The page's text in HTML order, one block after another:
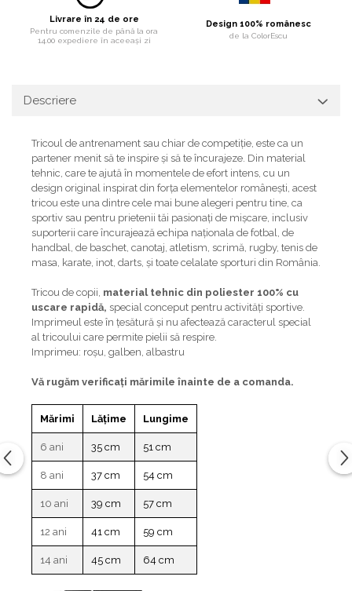
Livrare în 24 de ore
Pentru comenzile de până la ora
14.00 expediere în aceeași zi
Design 100% românesc
de la ColorEscu
Descriere
Tricoul de antrenament sau chiar de competiție, este ca un
partener menit să te inspire și să te încurajeze. Din material
tehnic, care te ajută în momentele de efort intens, cu un
design original inspirat din forța elementelor românești, acest
tricou este una dintre cele mai bune alegeri pentru tine, ca
sportiv sau pentru prietenii tăi pasionați de mișcare, inclusiv
suporterii care încurajează echipa naționala de fotbal, de
handbal, de baschet, canotaj, atletism, scrimă, rugby, tenis de
masa, karate, inot, darts, și toate celalate sporturi din România.
Tricou de copii, material tehnic din poliester 100% cu
uscare rapidă, special conceput pentru activități sportive.
Imprimeul este în țesătură și nu afectează caracterul special
al tricoului care permite pielii să respire.
Imprimeu: roșu, galben, albastru
Vă rugăm verificaţi mărimile înainte de a comanda.
Mărimi Lățime Lungime
6 ani 35 cm 51 cm
8 ani 37 cm 54 cm
10 ani 39 cm 57 cm
12 ani 41 cm 59 cm
14 ani 45 cm 64 cm